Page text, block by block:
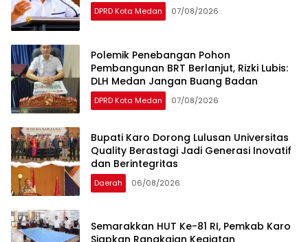
DPRD Kota Medan 07/08/2026
Polemik Penebangan Pohon
Pembangunan BRT Berlanjut, Rizki Lubis:
DLH Medan Jangan Buang Badan
DPRD Kota Medan 07/08/2026
Bupati Karo Dorong Lulusan Universitas
Quality Berastagi Jadi Generasi Inovatif
dan Berintegritas
Daerah 06/08/2026
Semarakkan HUT Ke-81 RI, Pemkab Karo